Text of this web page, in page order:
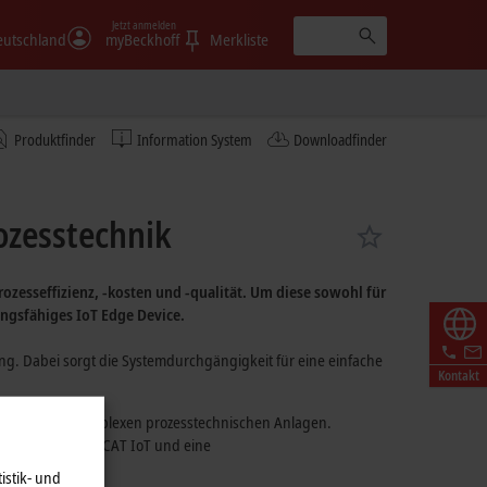
myBeckhoff
Jetzt anmelden
Merkliste
Produktfinder Information System Downloadfinder
Kontakt
-kosten und -qualität. Um diese sowohl für
IoT Edge Device.
Dabei sorgt die Systemdurchgängigkeit für eine einfache
und komplexen prozesstechnischen Anlagen.
TwinCAT IoT und eine
und